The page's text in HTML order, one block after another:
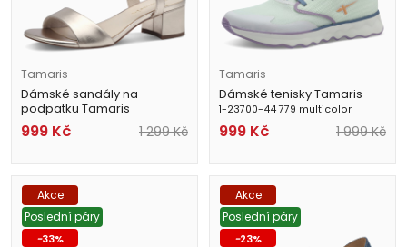
Tamaris
Dámské sandály na
podpatku Tamaris
1-28249-42 933 zlaté
999 Kč 1 299Kč
Tamaris
Dámské tenisky Tamaris
1-23700-44 779 multicolor
999 Kč 1 999Kč
Akce
Poslední páry
-33%
Akce
Poslední páry
-23%